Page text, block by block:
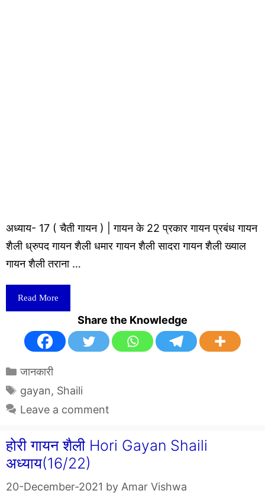
अध्याय- 17 ( चैती गायन ) | गायन के 22 प्रकार गायन प्रबंध गायन
शैली ध्रुपद गायन शैली धमार गायन शैली सादरा गायन शैली ख्याल
गायन शैली तराना …
Read More
Share the Knowledge
Categories
जानकारी
Tags
gayan, Shaili
Leave a comment
होरी गायन शैली Hori Gayan Shaili
अध्याय(16/22)
20-December-2021 by Amar Vishwa